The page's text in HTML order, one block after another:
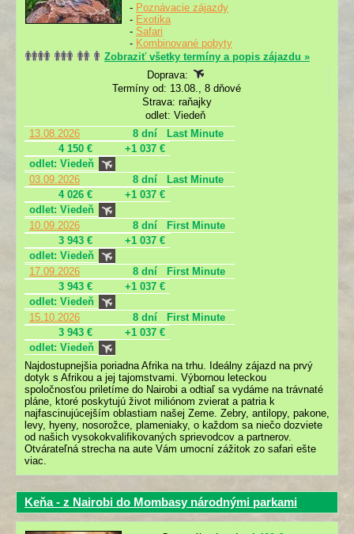
- Poznávacie zájazdy
- Exotika
- Safari
- Kombinované pobyty
Zobraziť všetky termíny a popis zájazdu »
Doprava:
Termíny od: 13.08., 8 dňové
Strava: raňajky
odlet: Viedeň
13.08.2026
8 dní
Last Minute
4 150 €
+1 037 €
odlet: Viedeň
03.09.2026
8 dní
Last Minute
4 026 €
+1 037 €
odlet: Viedeň
10.09.2026
8 dní
First Minute
3 943 €
+1 037 €
odlet: Viedeň
17.09.2026
8 dní
First Minute
3 943 €
+1 037 €
odlet: Viedeň
15.10.2026
8 dní
First Minute
3 943 €
+1 037 €
odlet: Viedeň
Najdostupnejšia poriadna Afrika na trhu. Ideálny zájazd na prvý
dotyk s Afrikou a jej tajomstvami. Výbornou leteckou
spoločnosťou priletíme do Nairobi a odtiaľ sa vydáme na trávnaté
pláne, ktoré poskytujú život miliónom zvierat a patria k
najfascinujúcejším oblastiam našej Zeme. Zebry, antilopy, pakone,
levy, hyeny, nosorožce, plameniaky, o každom sa niečo dozviete
od našich vysokokvalifikovaných sprievodcov a partnerov.
Otvárateľná strecha na aute Vám umocní zážitok zo safari ešte
viac.
Keňa - z Nairobi do Mombasy národnými parkami